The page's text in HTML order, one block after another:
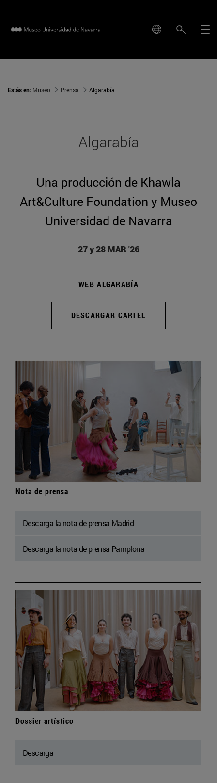
Estás en: Museo Prensa Algarabía
Algarabía
Una producción de Khawla
Art&Culture Foundation y Museo
Universidad de Navarra
27 y 28 MAR '26
WEB ALGARABÍA
DESCARGAR CARTEL
Nota de prensa
Descarga la nota de prensa Madrid
Descarga la nota de prensa Pamplona
Dossier artístico
Descarga